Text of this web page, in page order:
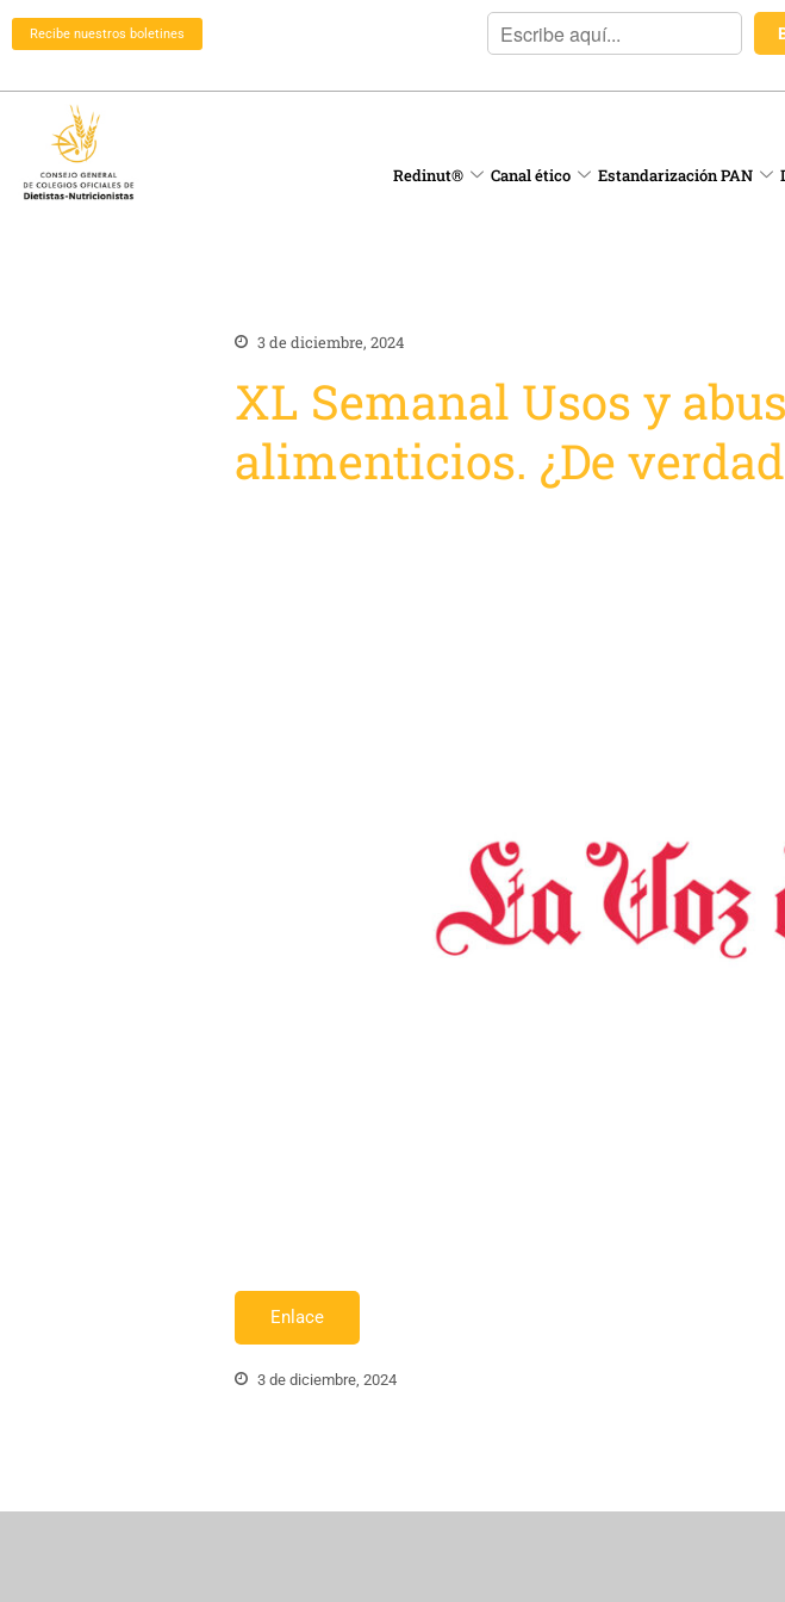
Recibe nuestros boletines
Redinut® Canal ético Estandarización PAN
3 de diciembre, 2024
XL Semanal Usos y
alimenticios. ¿De
Enlace
3 de diciembre, 2024